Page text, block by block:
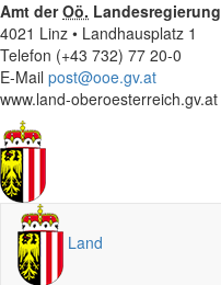
Amt derOö. Landesregierung
4021 Linz • Landhausplatz 1
Telefon (+43 732) 77 20-0
E-Mail post@ooe.gv.at
www.land-oberoesterreich.gv.at
Land